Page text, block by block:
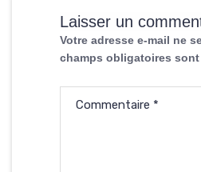
Laisser un
Votre adresse e-mail ne
champs obligatoires
Commentaire *